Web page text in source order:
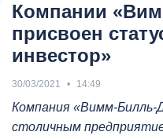
Компании
присвоен
инвестор»
30/03/2021 14:49
Компания «Вимм-
столичным